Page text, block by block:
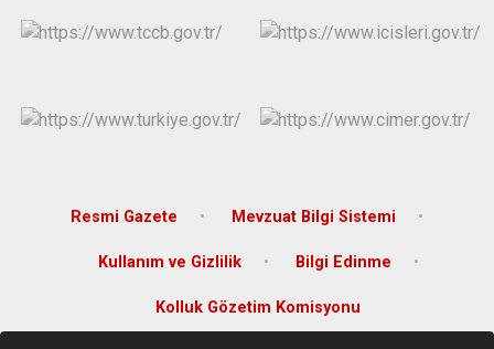
Resmi Gazete Mevzuat Bilgi Sistemi
Kullanım ve Gizlilik Bilgi Edinme
Kolluk Gözetim Komisyonu